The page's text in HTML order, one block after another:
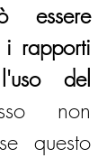
essere
i rapporti
del
non
questo